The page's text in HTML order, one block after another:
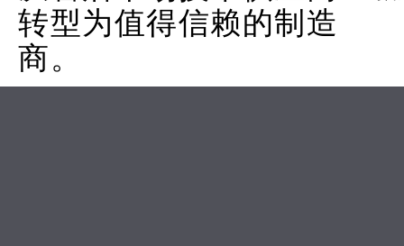
转型为值得信赖的制造
商。